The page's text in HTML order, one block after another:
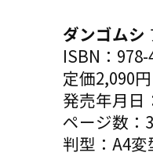
ダンゴムシ
ISBN：
定価2,090
発売年月日
ページ数：
判型：A4変